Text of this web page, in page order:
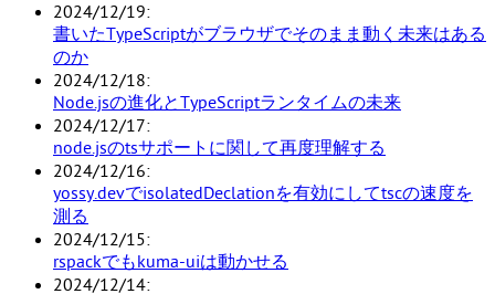
2024/12/19
書いたTypeScriptがブラウザでそのまま動く未来はある
のか
2024/12/18
Node.jsの進化とTypeScriptランタイムの未来
2024/12/17
node.jsのtsサポートに関して再度理解する
2024/12/16
yossy.devでisolatedDeclationを有効にしてtscの速度を
測る
2024/12/15
rspackでもkuma-uiは動かせる
2024/12/14